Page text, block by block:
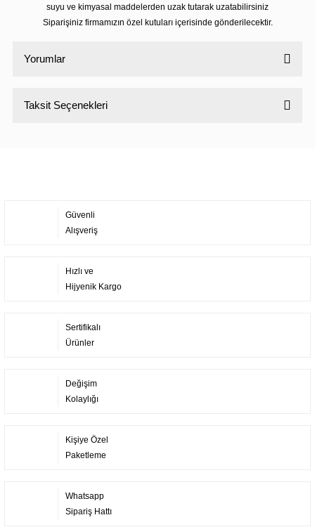
suyu ve kimyasal maddelerden uzak tutarak uzatabilirsiniz
Siparişiniz firmamızın özel kutuları içerisinde gönderilecektir.
Yorumlar
Taksit Seçenekleri
Güvenli
Alışveriş
Hızlı ve
Hijyenik Kargo
Sertifikalı
Ürünler
Değişim
Kolaylığı
Kişiye Özel
Paketleme
Whatsapp
Sipariş Hattı